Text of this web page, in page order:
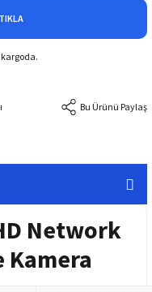
Bu Ürünü Paylaş
Network
Kamera